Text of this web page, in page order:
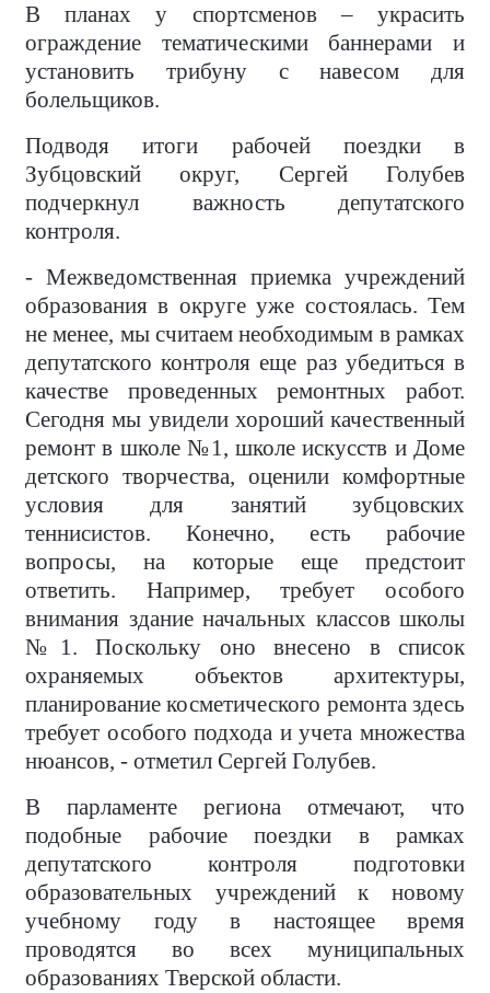
В планах у спортсменов – украсить
ограждение тематическими баннерами и
установить трибуну с навесом для
болельщиков.
Подводя итоги рабочей поездки в
Зубцовский округ, Сергей Голубев
подчеркнул важность депутатского
контроля.
- Межведомственная приемка учреждений
образования в округе уже состоялась. Тем
не менее, мы считаем необходимым в рамках
депутатского контроля еще раз убедиться в
качестве проведенных ремонтных работ.
Сегодня мы увидели хороший качественный
ремонт в школе №1, школе искусств и Доме
детского творчества, оценили комфортные
условия для занятий зубцовских
теннисистов. Конечно, есть рабочие
вопросы, на которые еще предстоит
ответить. Например, требует особого
внимания здание начальных классов школы
№1. Поскольку оно внесено в список
охраняемых объектов архитектуры,
планирование косметического ремонта здесь
требует особого подхода и учета множества
нюансов, - отметил Сергей Голубев.
В парламенте региона отмечают, что
подобные рабочие поездки в рамках
депутатского контроля подготовки
образовательных учреждений к новому
учебному году в настоящее время
проводятся во всех муниципальных
образованиях Тверской области.